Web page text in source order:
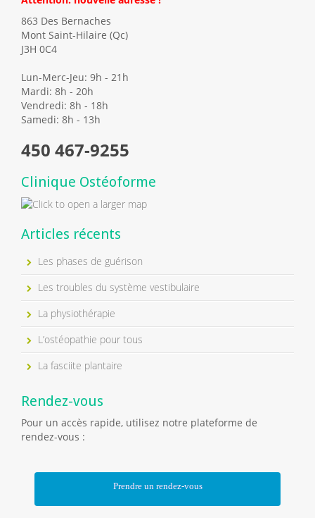
863 Des Bernaches
Mont Saint-Hilaire (Qc)
J3H 0C4
Lun-Merc-Jeu: 9h - 21h
Mardi: 8h - 20h
Vendredi: 8h - 18h
Samedi: 8h - 13h
450 467-9255
Clinique Ostéoforme
Articles récents
Les phases de guérison
Les troubles du système vestibulaire
La physiothérapie
L’ostéopathie pour tous
La fasciite plantaire
Rendez-vous
Pour un accès rapide, utilisez notre plateforme de
rendez-vous :
Prendre un rendez-vous